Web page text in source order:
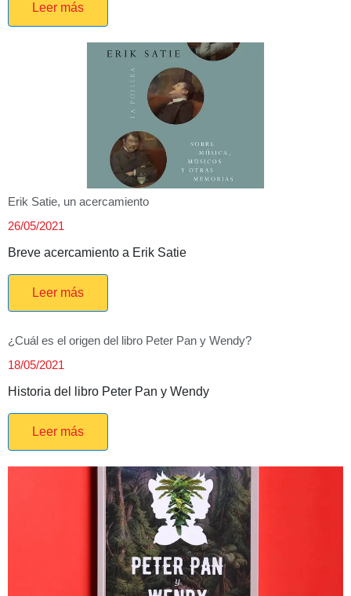
Leer más
Erik Satie, un acercamiento
26/05/2021
Breve acercamiento a Erik Satie
Leer más
¿Cuál es el origen del libro Peter Pan y Wendy?
18/05/2021
Historia del libro Peter Pan y Wendy
Leer más